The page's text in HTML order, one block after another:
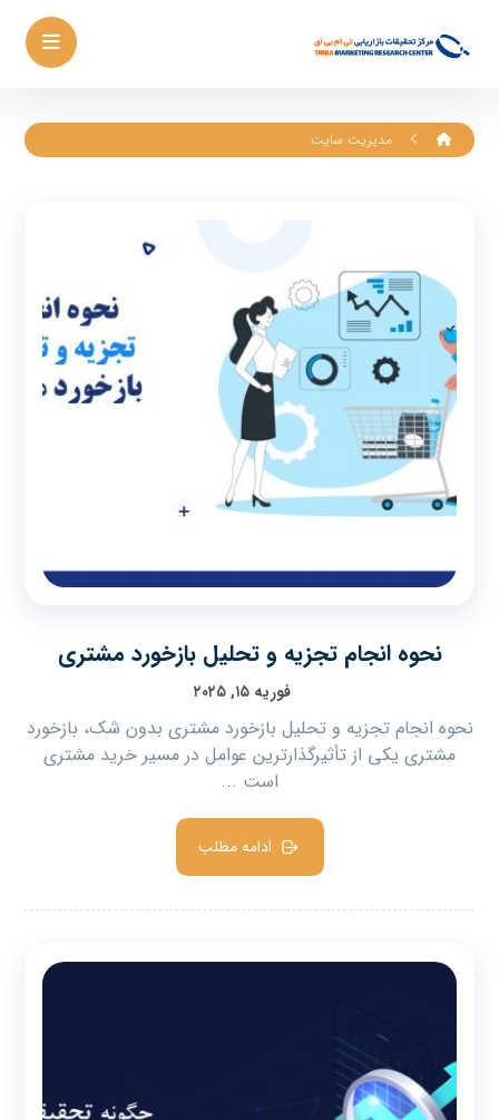
مدیریت سایت
نحوه انجام تجزیه و تحلیل بازخورد مشتری
فوریه ۱۵, ۲۰۲۵
نحوه انجام تجزیه و تحلیل بازخورد مشتری بدون شک، بازخورد
مشتری یکی از تأثیرگذارترین عوامل در مسیر خرید مشتری
است ...
ادامه مطلب